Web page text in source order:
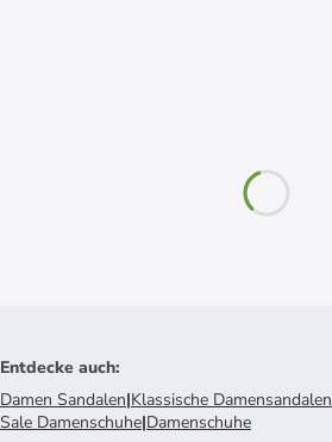
Entdecke auch:
Damen Sandalen|Klassische Damensandalen
Sale Damenschuhe|Damenschuhe